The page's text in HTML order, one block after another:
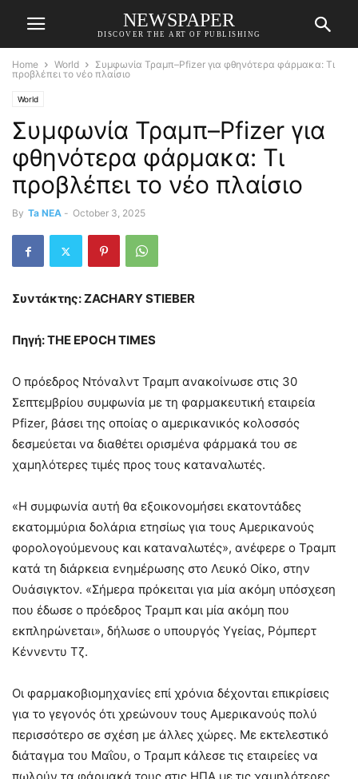
NEWSPAPER
DISCOVER THE ART OF PUBLISHING
Home World
Συμφωνία Τραμπ–Pfizer για φθηνότερα φάρμακα: Τι
προβλέπει το νέο πλαίσιο
World
Συμφωνία Τραμπ–Pfizer για
φθηνότερα φάρμακα: Τι
προβλέπει το νέο πλαίσιο
By Ta NEA - October 3, 2025
Συντάκτης: ZACHARY STIEBER
Πηγή:THE EPOCHTIMES
Ο πρόεδρος Ντόναλντ Τραμπ ανακοίνωσε στις 30
Σεπτεμβρίου συμφωνία με τη φαρμακευτική εταιρεία
Pfizer, βάσει της οποίας ο αμερικανικός κολοσσός
δεσμεύεται να διαθέτει ορισμένα φάρμακά του σε
χαμηλότερες τιμές προς τους καταναλωτές.
«Η συμφωνία αυτή θα εξοικονομήσει εκατοντάδες
εκατομμύρια δολάρια ετησίως για τους Αμερικανούς
φορολογούμενους και καταναλωτές», ανέφερε ο Τραμπ
κατά τη διάρκεια ενημέρωσης στο Λευκό Οίκο, στην
Ουάσιγκτον. «Σήμερα πρόκειται για μία ακόμη υπόσχεση
που έδωσε ο πρόεδρος Τραμπ και μία ακόμη που
εκπληρώνεται», δήλωσε ο υπουργός Υγείας, Ρόμπερτ
Κέννεντυ Τζ.
Οι φαρμακοβιομηχανίες επί χρόνια δέχονται επικρίσεις
για το γεγονός ότι χρεώνουν τους Αμερικανούς πολύ
περισσότερο σε σχέση με άλλες χώρες. Με εκτελεστικό
διάταγμα του Μαΐου, ο Τραμπ κάλεσε τις εταιρείες να